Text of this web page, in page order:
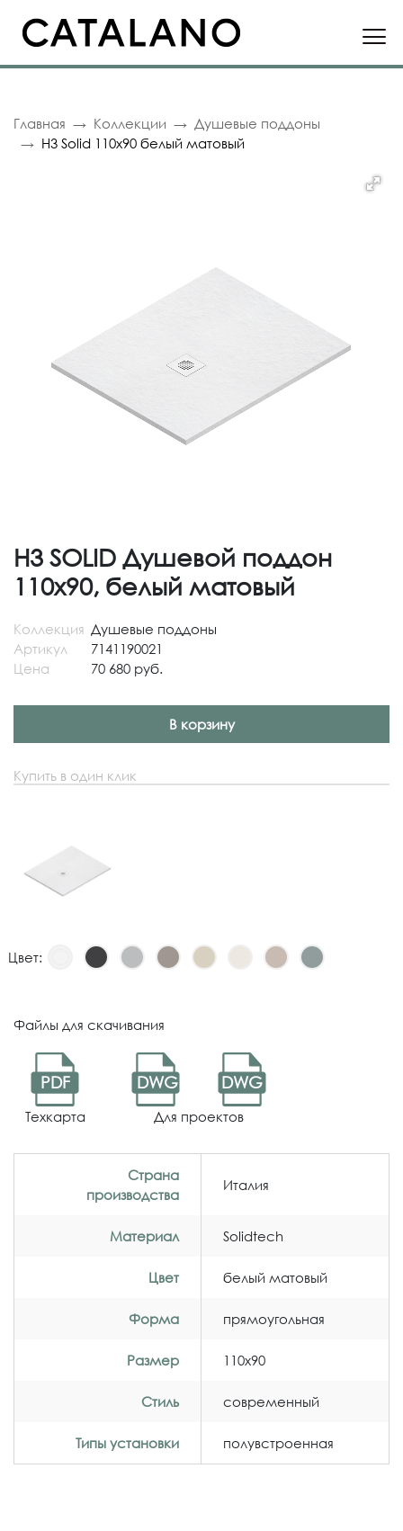
Главная Коллекции
Душевые поддоны
H3 Solid 110x90 белый матовый
H3 SOLID Душевой поддон
110x90, белый матовый
Коллекция Душевые поддоны
Артикул
7141190021
Цена
70 680 руб.
В корзину
Купить в один клик
Цвет:
Файлы для скачивания
PDF
Техкарта
DWG DWG
Для проектов
Страна
производства
Италия
Материал Solidtech
Цвет белый матовый
Форма прямоугольная
Размер 110x90
Стиль современный
Типы установки полувстроенная